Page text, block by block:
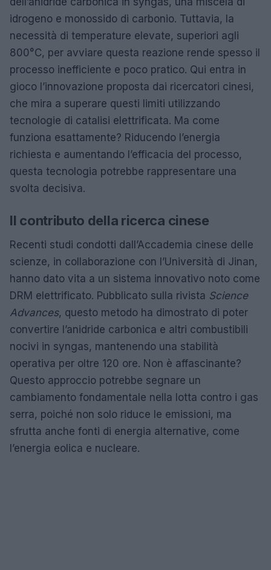
idrogeno e monossido di carbonio. Tuttavia, la
necessità di temperature elevate, superiori agli
800°C, per avviare questa reazione rende spesso il
processo inefficiente e poco pratico. Qui entra in
gioco l’innovazione proposta dai ricercatori cinesi,
che mira a superare questi limiti utilizzando
tecnologie di catalisi elettrificata. Ma come
funziona esattamente? Riducendo l’energia
richiesta e aumentando l’efficacia del processo,
questa tecnologia potrebbe rappresentare una
svolta decisiva.
Il contributo della ricerca cinese
Recenti studi condotti dall’Accademia cinese delle
scienze, in collaborazione con l’Università di Jinan,
hanno dato vita a un sistema innovativo noto come
DRM elettrificato. Pubblicato sulla rivista Science
Advances, questo metodo ha dimostrato di poter
convertire l’anidride carbonica e altri combustibili
nocivi in syngas, mantenendo una stabilità
operativa per oltre 120 ore. Non è affascinante?
Questo approccio potrebbe segnare un
cambiamento fondamentale nella lotta contro i gas
serra, poiché non solo riduce le emissioni, ma
sfrutta anche fonti di energia alternative, come
l’energia eolica e nucleare.